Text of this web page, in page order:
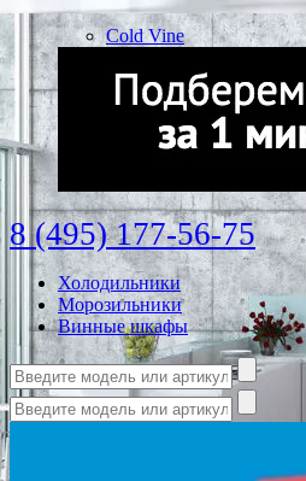
Cold Vine
8 (495) 177-56-75
Холодильники
Морозильники
Винные шкафы